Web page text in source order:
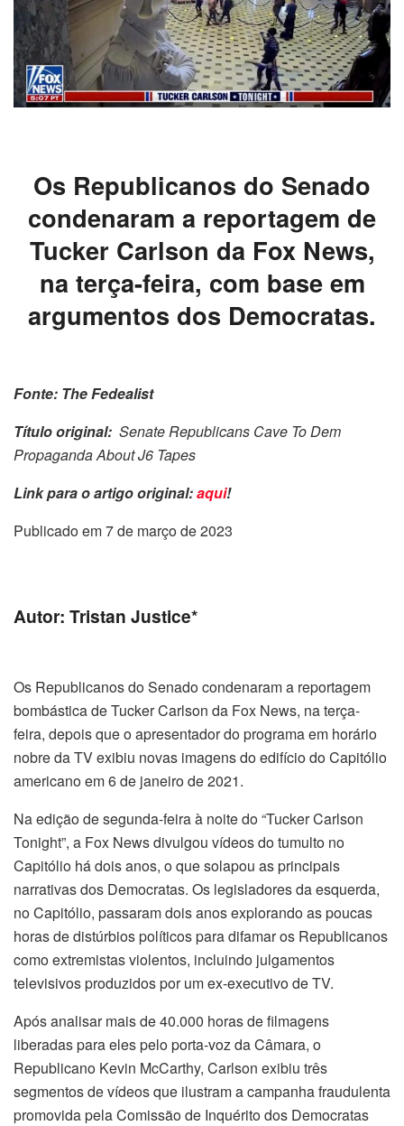
Os Republicanos do Senado
condenaram a reportagem de
Tucker Carlson da Fox News,
na terça-feira, com base em
argumentos dos Democratas.
Fonte: The Fedealist
Título original: Senate Republicans Cave To Dem
Propaganda About J6 Tapes
Link para o artigo original:aqui!
Publicado em 7 de março de 2023
Autor: Tristan Justice*
Os Republicanos do Senado condenaram a reportagem
bombástica de Tucker Carlson da Fox News, na terça-
feira, depois que o apresentador do programa em horário
nobre da TV exibiu novas imagens do edifício do Capitólio
americano em 6 de janeiro de 2021.
Na edição de segunda-feira à noite do “Tucker Carlson
Tonight”, a Fox News divulgou vídeos do tumulto no
Capitólio há dois anos, o que solapou as principais
narrativas dos Democratas. Os legisladores da esquerda,
no Capitólio, passaram dois anos explorando as poucas
horas de distúrbios políticos para difamar os Republicanos
como extremistas violentos, incluindo julgamentos
televisivos produzidos por um ex-executivo de TV.
Após analisar mais de 40.000 horas de filmagens
liberadas para eles pelo porta-voz da Câmara, o
Republicano Kevin McCarthy, Carlson exibiu três
segmentos de vídeos que ilustram a campanha fraudulenta
promovida pela Comissão de Inquérito dos Democratas